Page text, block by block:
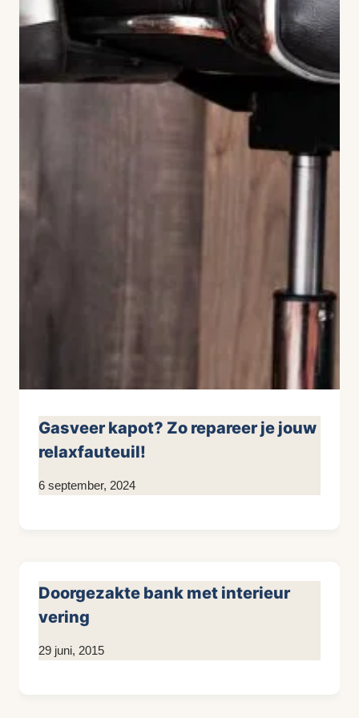
Gasveer kapot? Zo repareer je jouw
relaxfauteuil!
Door
6 september, 2024
Doorgezakte bank met interieur
vering
Door
29 juni, 2015